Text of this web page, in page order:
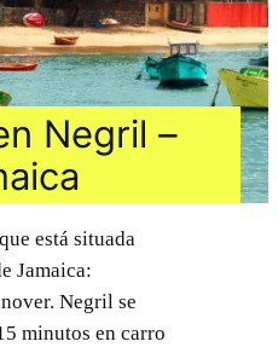
Negril –
está situada
Jamaica:
Negril se
minutos en carro